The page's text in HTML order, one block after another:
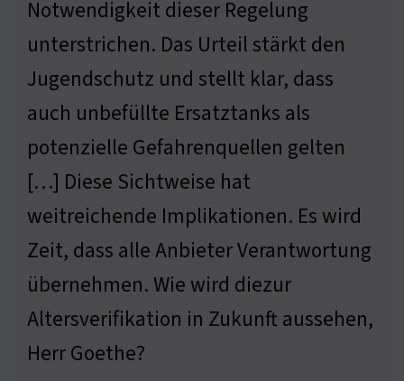
Notwendigkeit dieser Regelung
unterstrichen. Das Urteil stärkt den
Jugendschutz und stellt klar, dass
auch unbefüllte Ersatztanks als
potenzielle Gefahrenquellen gelten
[…] Diese Sichtweise hat
weitreichende Implikationen. Es wird
Zeit, dass alle Anbieter Verantwortung
übernehmen. Wie wird diezur
Altersverifikation in Zukunft aussehen,
Herr Goethe?